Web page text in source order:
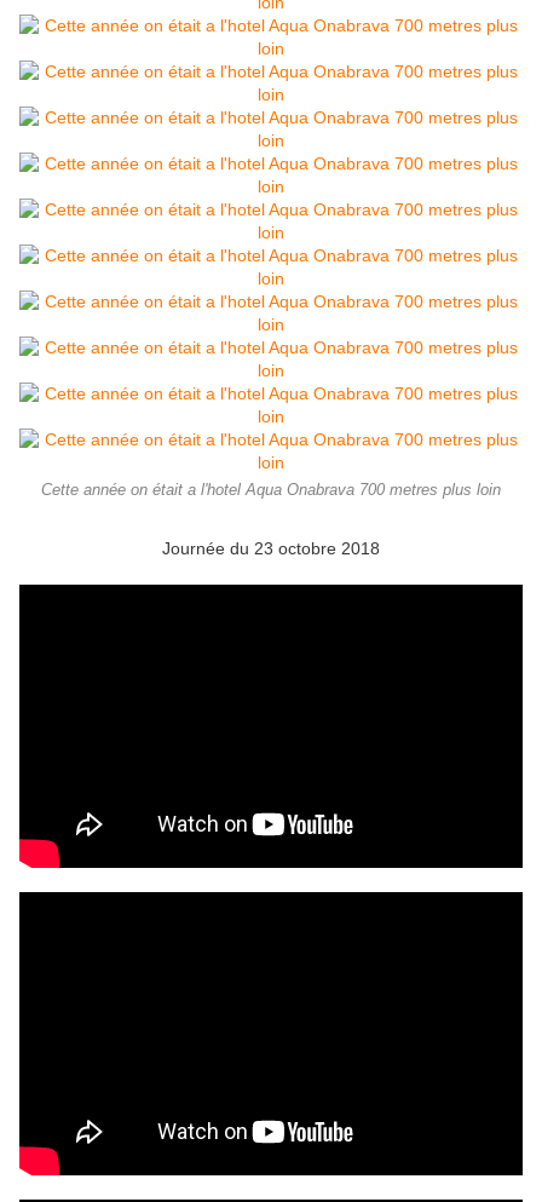
Cette année on était a l'hotel Aqua Onabrava 700 metres plus loin
Journée du 23 octobre 2018